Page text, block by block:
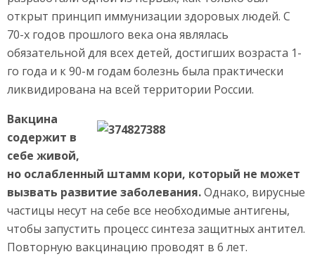
открыт принцип иммунизации здоровых людей. С
70-х годов прошлого века она являлась
обязательной для всех детей, достигших возраста 1-
го года и к 90-м годам болезнь была практически
ликвидирована на всей территории России.
Вакцина
содержит в
себе живой,
но ослабленный штамм кори, который не может
вызвать развитие заболевания.Однако, вирусные
частицы несут на себе все необходимые антигены,
чтобы запустить процесс синтеза защитных антител.
Повторную вакцинацию проводят в 6 лет.